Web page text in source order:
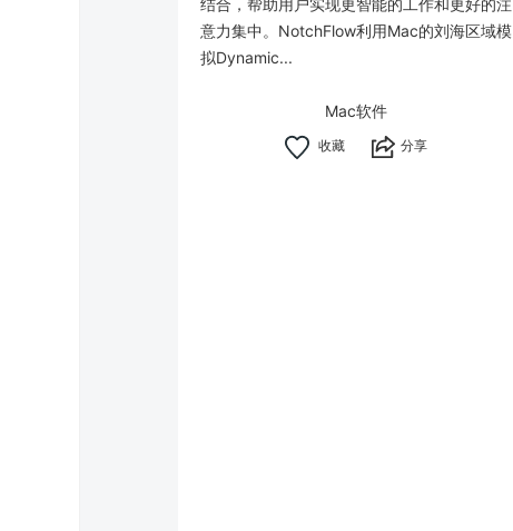
结合，帮助用户实现更智能的工作和更好的注
意力集中。NotchFlow利用Mac的刘海区域模
拟Dynamic...
Mac软件
分享